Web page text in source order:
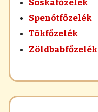
Sóskafőzelék
Spenótfőzelék
Tökfőzelék
Zöldbabfőzelék